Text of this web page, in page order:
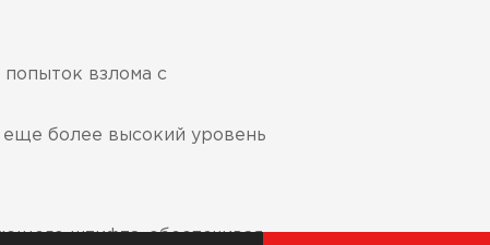
взлома с
еще более высокий уровень
штифта, обеспечивая